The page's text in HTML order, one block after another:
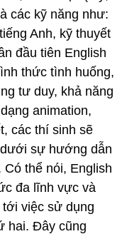
các kỹ năng như:
Anh, kỹ thuyết
đầu tiên English
thức tình huống,
tư duy, khả năng
animation,
các thí sinh sẽ
sự hướng dẫn
thể nói, English
đa lĩnh vực và
việc sử dụng
hai. Đây cũng